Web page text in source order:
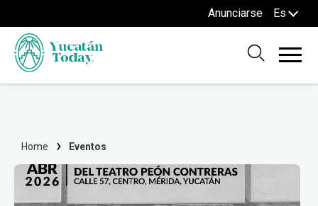
Anunciarse Es
Home Eventos